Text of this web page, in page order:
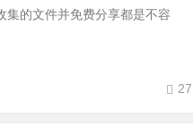
集的文件并免费分享都是不容
27